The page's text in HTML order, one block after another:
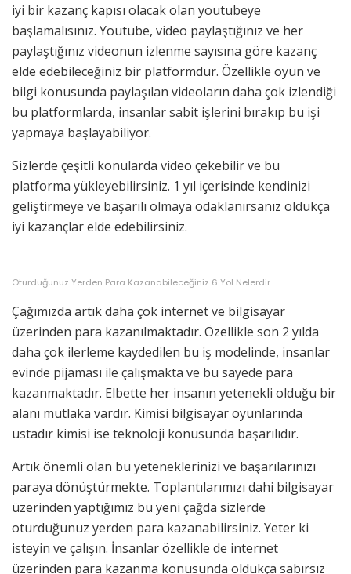
iyi bir kazanç kapısı olacak olan youtubeye
başlamalısınız. Youtube, video paylaştığınız ve her
paylaştığınız videonun izlenme sayısına göre kazanç
elde edebileceğiniz bir platformdur. Özellikle oyun ve
bilgi konusunda paylaşılan videoların daha çok izlendiği
bu platformlarda, insanlar sabit işlerini bırakıp bu işi
yapmaya başlayabiliyor.
Sizlerde çeşitli konularda video çekebilir ve bu
platforma yükleyebilirsiniz. 1 yıl içerisinde kendinizi
geliştirmeye ve başarılı olmaya odaklanırsanız oldukça
iyi kazançlar elde edebilirsiniz.
Oturduğunuz Yerden Para Kazanabileceğiniz 6 Yol Nelerdir
Çağımızda artık daha çok internet ve bilgisayar
üzerinden para kazanılmaktadır. Özellikle son 2 yılda
daha çok ilerleme kaydedilen bu iş modelinde, insanlar
evinde pijaması ile çalışmakta ve bu sayede para
kazanmaktadır. Elbette her insanın yetenekli olduğu bir
alanı mutlaka vardır. Kimisi bilgisayar oyunlarında
ustadır kimisi ise teknoloji konusunda başarılıdır.
Artık önemli olan bu yeteneklerinizi ve başarılarınızı
paraya dönüştürmekte. Toplantılarımızı dahi bilgisayar
üzerinden yaptığımız bu yeni çağda sizlerde
oturduğunuz yerden para kazanabilirsiniz. Yeter ki
isteyin ve çalışın. İnsanlar özellikle de internet
üzerinden para kazanma konusunda oldukça sabırsız